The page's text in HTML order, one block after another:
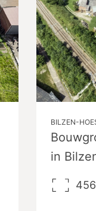
BILZEN-
in
456